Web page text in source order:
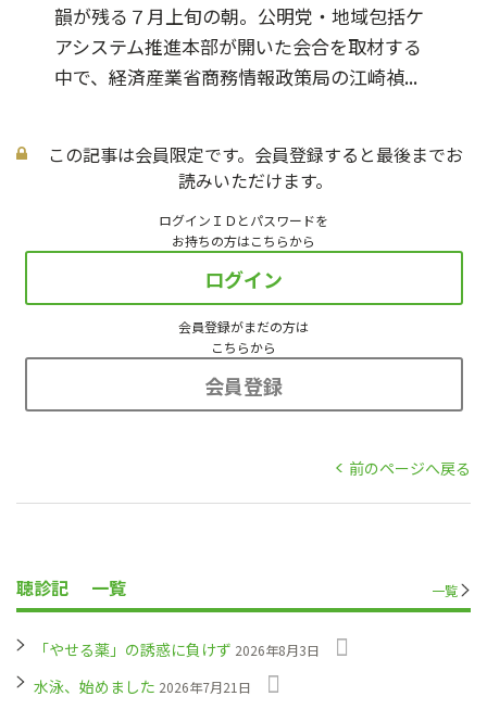
韻が残る７月上旬の朝。公明党・地域包括ケ
アシステム推進本部が開いた会合を取材する
中で、経済産業省商務情報政策局の江崎禎...
この記事は会員限定です。会員登録すると最後までお
読みいただけます。
ログインＩＤとパスワードを
お持ちの方はこちらから
ログイン
会員登録がまだの方は
こちらから
会員登録
前のページへ戻る
聴診記 一覧 一覧
「やせる薬」の誘惑に負けず 2026年8月3日
水泳、始めました 2026年7月21日